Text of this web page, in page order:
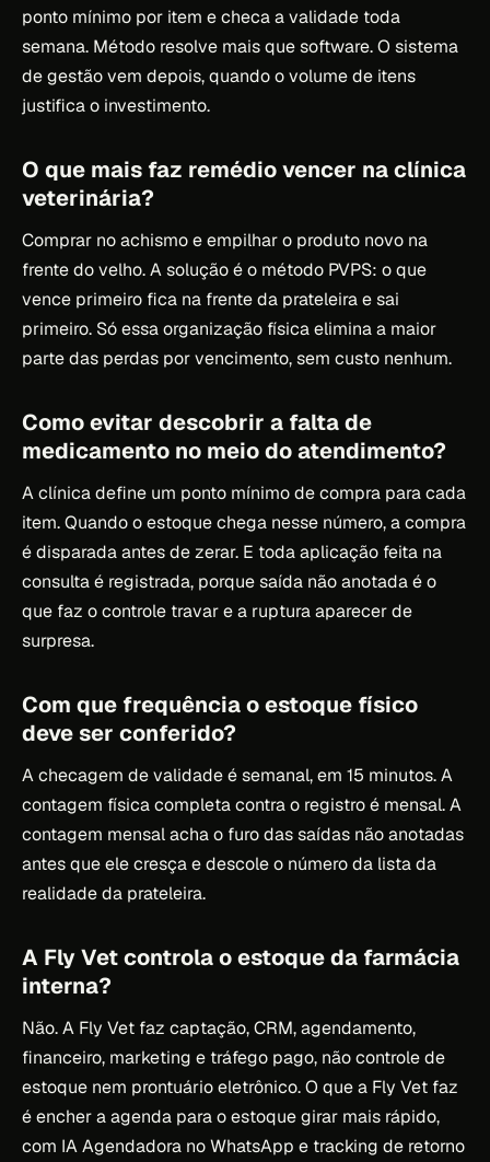
ponto mínimo por item e checa a validade toda
semana. Método resolve mais que software. O sistema
de gestão vem depois, quando o volume de itens
justifica o investimento.
O que mais faz remédio vencer na clínica
veterinária?
Comprar no achismo e empilhar o produto novo na
frente do velho. A solução é o método PVPS: o que
vence primeiro fica na frente da prateleira e sai
primeiro. Só essa organização física elimina a maior
parte das perdas por vencimento, sem custo nenhum.
Como evitar descobrir a falta de
medicamento no meio do atendimento?
A clínica define um ponto mínimo de compra para cada
item. Quando o estoque chega nesse número, a compra
é disparada antes de zerar. E toda aplicação feita na
consulta é registrada, porque saída não anotada é o
que faz o controle travar e a ruptura aparecer de
surpresa.
Com que frequência o estoque físico
deve ser conferido?
A checagem de validade é semanal, em 15 minutos. A
contagem física completa contra o registro é mensal. A
contagem mensal acha o furo das saídas não anotadas
antes que ele cresça e descole o número da lista da
realidade da prateleira.
A Fly Vet controla o estoque da farmácia
interna?
Não. A Fly Vet faz captação, CRM, agendamento,
financeiro, marketing e tráfego pago, não controle de
estoque nem prontuário eletrônico. O que a Fly Vet faz
é encher a agenda para o estoque girar mais rápido,
com IA Agendadora no WhatsApp e tracking de retorno